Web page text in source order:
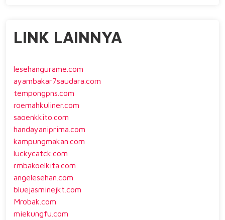
LINK LAINNYA
lesehangurame.com
ayambakar7saudara.com
tempongpns.com
roemahkuliner.com
saoenkkito.com
handayaniprima.com
kampungmakan.com
luckycatck.com
rmbakoelkita.com
angelesehan.com
bluejasminejkt.com
Mrobak.com
miekungfu.com